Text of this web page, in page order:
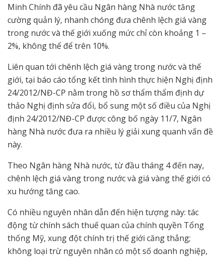
Minh Chính đã yêu cầu Ngân hàng Nhà nước tăng
cường quản lý, nhanh chóng đưa chênh lệch giá vàng
trong nước và thế giới xuống mức chỉ còn khoảng 1 –
2%, không thể để trên 10%.
Liên quan tới chênh lệch giá vàng trong nước và thế
giới, tại báo cáo tổng kết tình hình thực hiện Nghị định
24/2012/NĐ-CP nằm trong hồ sơ thẩm thẩm định dự
thảo Nghị định sửa đổi, bổ sung một số điều của Nghị
định 24/2012/NĐ-CP được công bố ngày 11/7, Ngân
hàng Nhà nước đưa ra nhiều lý giải xung quanh vấn đề
này.
Theo Ngân hàng Nhà nước, từ đầu tháng 4 đến nay,
chênh lệch giá vàng trong nước và giá vàng thế giới có
xu hướng tăng cao.
Có nhiều nguyên nhân dẫn đến hiện tượng này: tác
động từ chính sách thuế quan của chính quyền Tổng
thống Mỹ, xung đột chính trị thế giới căng thẳng;
không loại trừ nguyên nhân có một số doanh nghiệp,